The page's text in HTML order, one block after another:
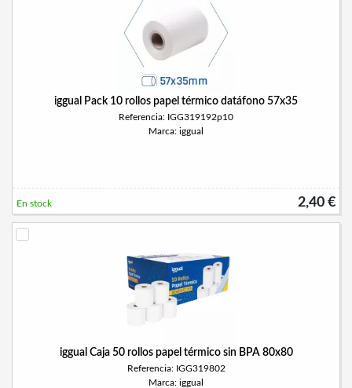
iggual Pack 10 rollos papel térmico datáfono 57x35
Referencia: IGG319192p10
Marca: iggual
2,40 €
En stock
iggual Caja 50 rollos papel térmico sin BPA 80x80
Referencia: IGG319802
Marca: iggual